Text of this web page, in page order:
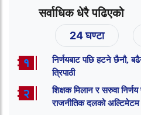
सर्वाधिक धेरै पढिएको
24 घण्टा
१
निर्णयबाट पछि हटने छैनौ,
त्रिपाठी
२
शिक्षक मिलान र सरुवा
राजनीतिक दलको अल्टिमेटम